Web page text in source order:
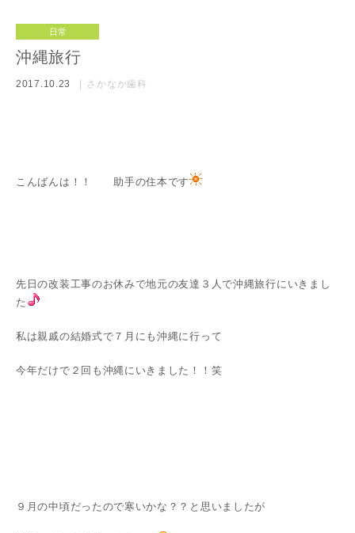
日常
沖縄旅行
2017.10.23 さかなか歯科
こんばんは！！ 助手の住本です
先日の改装工事のお休みで地元の友達３人で沖縄旅行にいきまし
た
私は親戚の結婚式で７月にも沖縄に行って
今年だけで２回も沖縄にいきました！！笑
９月の中頃だったので寒いかな？？と思いましたが